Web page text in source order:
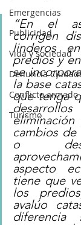
Emergencias
Publicidad
Vida y sociedad
Denuncia
Conflicto
Turismo
“En el
corrigen
linderos
predios y
se
la base
que tenga
eliminación
cambios
o
aspecto
tiene que
los
avalúo
diferencia